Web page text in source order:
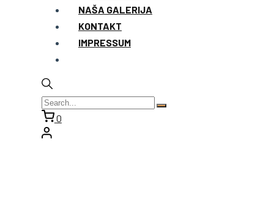
NAŠA GALERIJA
KONTAKT
IMPRESSUM
0